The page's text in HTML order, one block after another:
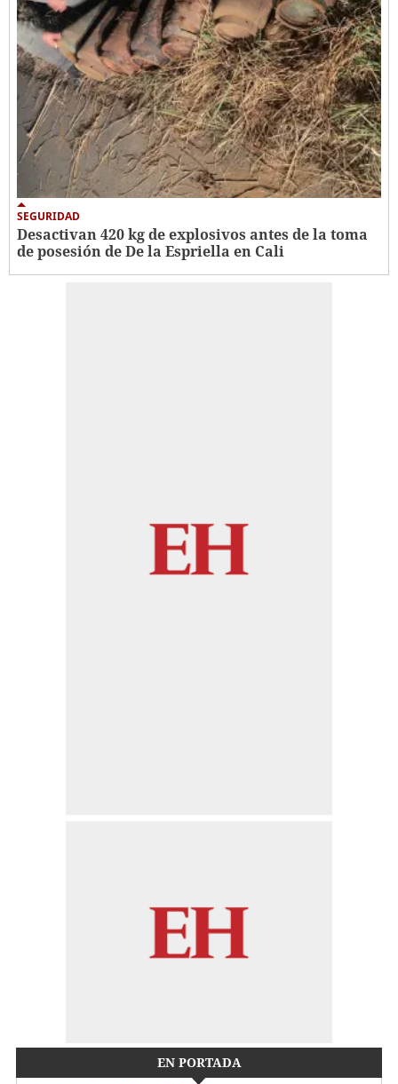
SEGURIDAD
Desactivan 420 kg de explosivos antes de la toma
de posesión de De la Espriella en Cali
EN PORTADA